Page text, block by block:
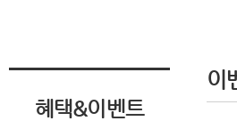
혜택&이벤트
이